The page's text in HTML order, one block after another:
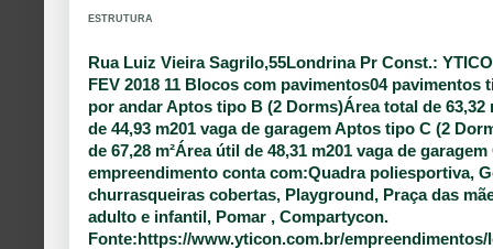
ESTRUTURA
Rua Luiz Vieira Sagrilo,55Londrina Pr Const.:
FEV 2018 11 Blocos com pavimentos04 pavimentos
por andar Aptos tipo B (2 Dorms)Área total de 63,32
de 44,93 m201 vaga de garagem Aptos tipo C (2
de 67,28 m²Área útil de 48,31 m201 vaga de garagem
empreendimento conta com:Quadra poliesportiva,
churrasqueiras cobertas, Playground, Praça das
adulto e infantil, Pomar , Compartycon.
Fonte:https://www.yticon.com.br/